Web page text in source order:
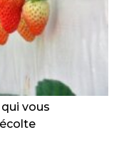
vous